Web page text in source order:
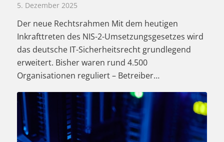
5. Dezember 2025
Der neue Rechtsrahmen Mit dem heutigen
Inkrafttreten des NIS-2-Umsetzungsgesetzes wird
das deutsche IT-Sicherheitsrecht grundlegend
erweitert. Bisher waren rund 4.500
Organisationen reguliert – Betreiber…